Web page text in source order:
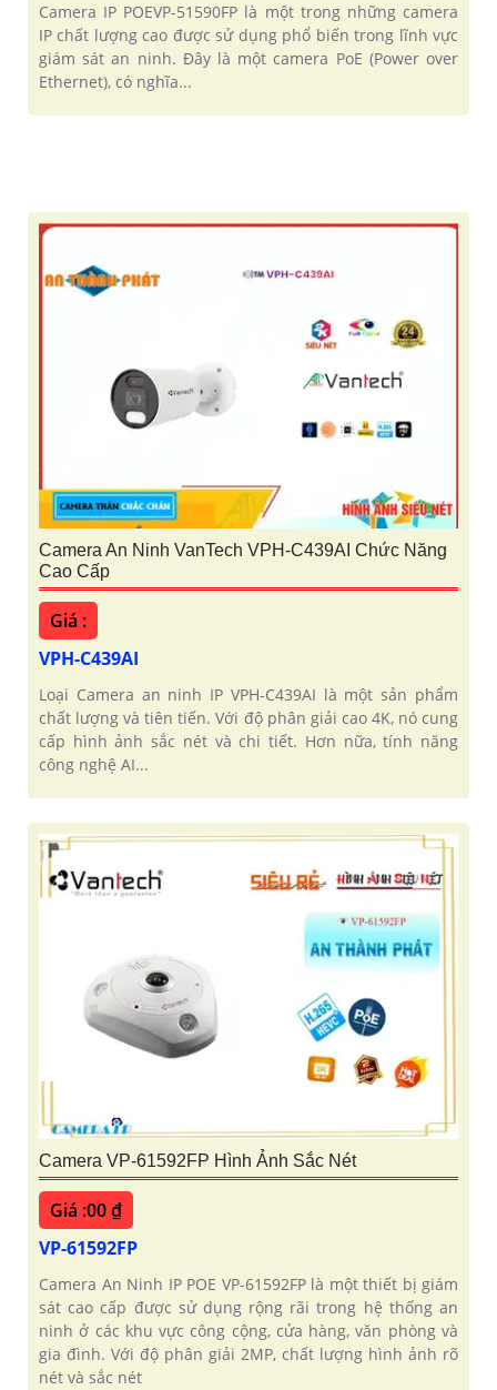
Camera IP POEVP-51590FP là một trong những camera
IP chất lượng cao được sử dụng phổ biến trong lĩnh vực
giám sát an ninh. Đây là một camera PoE (Power over
Ethernet), có nghĩa...
Camera An Ninh VanTech VPH-C439AI Chức Năng
Cao Cấp
Giá :
VPH-C439AI
Loại Camera an ninh IP VPH-C439AI là một sản phẩm
chất lượng và tiên tiến. Với độ phân giải cao 4K, nó cung
cấp hình ảnh sắc nét và chi tiết. Hơn nữa, tính năng
công nghệ AI...
Camera VP-61592FP Hình Ảnh Sắc Nét
Giá :00 ₫
VP-61592FP
Camera An Ninh IP POE VP-61592FP là một thiết bị giám
sát cao cấp được sử dụng rộng rãi trong hệ thống an
ninh ở các khu vực công cộng, cửa hàng, văn phòng và
gia đình. Với độ phân giải 2MP, chất lượng hình ảnh rõ
nét và sắc nét